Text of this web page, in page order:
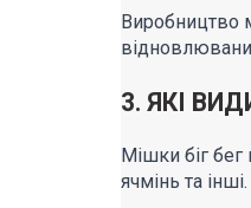
Виробництво
3. ЯКІ
Мішки біг бег
ячмінь та інші.